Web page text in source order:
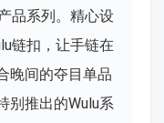
系列。精心设
链扣，让手链在
晚间的夺目单品
别推出的Wulu系